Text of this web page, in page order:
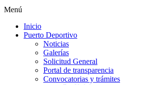
Menú
Inicio
Puerto Deportivo
Noticias
Galerías
Solicitud General
Portal de transparencia
Convocatorias y trámites